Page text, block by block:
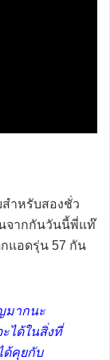
ำหรับสองชั่ว
นจากกันวันนี้พี่แท๊
แอดรุ่น 57 กัน
มากนะ
ะได้ในสิ่งที่
ด้คุยกับ